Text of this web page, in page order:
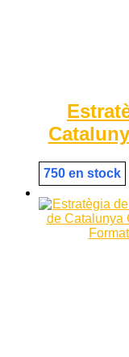
750 en stock